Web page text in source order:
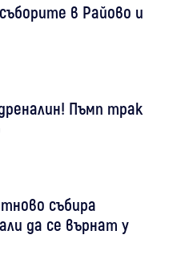
в Райово и
Пъмп трак
събира
да се върнат у